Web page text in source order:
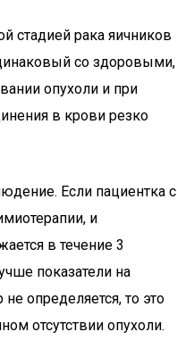
стадией рака яичников
со здоровыми,
опухоли и при
в крови резко
Если пациентка с
и
в течение 3
показатели на
определяется, то это
отсутствии опухоли.